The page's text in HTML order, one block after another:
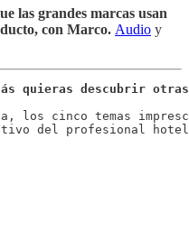
las grandes marcas usan
con Marco. Audio y
quieras descubrir
los cinco temas
del profesional